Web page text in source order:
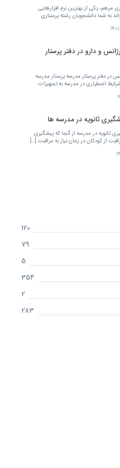
مرهم، یکی از بهترین نرم افزارهایی
به شما دانشجویان رشته پرستاری
ارائه کند. برای بهتر شدن.
و دارو در دفتر پرستار
در دفتر پرستار مدرسه پرستار مدرسه
شرایط اضطراری در مدرسه به تجهیزات
[…]
ثانویه در مدرسه ها
ثانویه در مدرسه از آنجا که پیشگیری
از کودکان در زمان نیاز به مراقبت […]
120
79
5
354
2
283